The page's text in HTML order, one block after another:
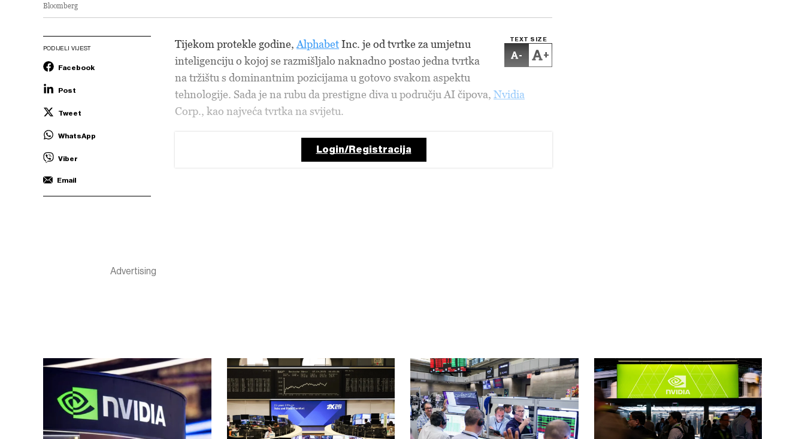
Bloomberg
PODIJELI VIJEST
Facebook
Post
Tweet
WhatsApp
Viber
Email
TEXT SIZE
- +
Tijekom protekle godine, AlphabetInc. je od tvrtke za umjetnu
inteligenciju o kojoj se razmišljalo naknadno postao jedna tvrtka
na tržištu s dominantnim pozicijama u gotovo svakom aspektu
tehnologije. Sada je na rubu da prestigne diva u području AI čipova, Nvidia
Corp., kao najveća tvrtka na svijetu.
Login/Registracija